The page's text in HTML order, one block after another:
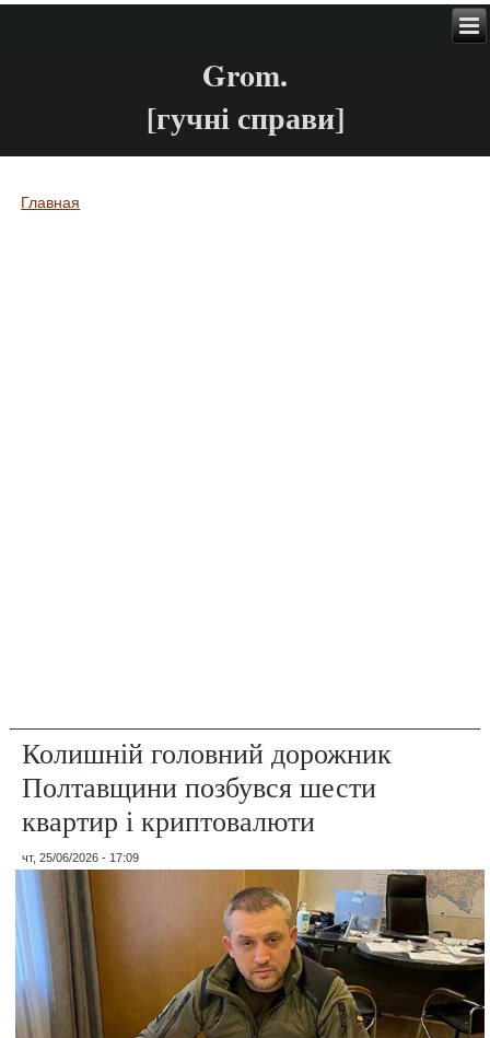
Grom.
[гучні справи]
Вы здесь
Главная
Колишній головний дорожник
Полтавщини позбувся шести
квартир і криптовалюти
чт, 25/06/2026 - 17:09